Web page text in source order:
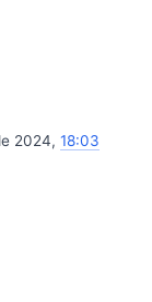
2024, 18:03